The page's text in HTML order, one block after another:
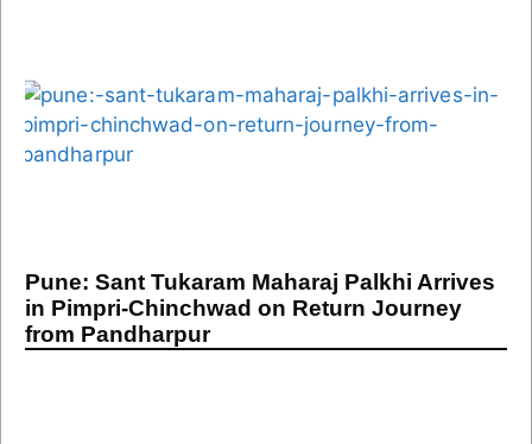
Pune: Sant Tukaram Maharaj Palkhi Arrives
in Pimpri-Chinchwad on Return Journey
from Pandharpur